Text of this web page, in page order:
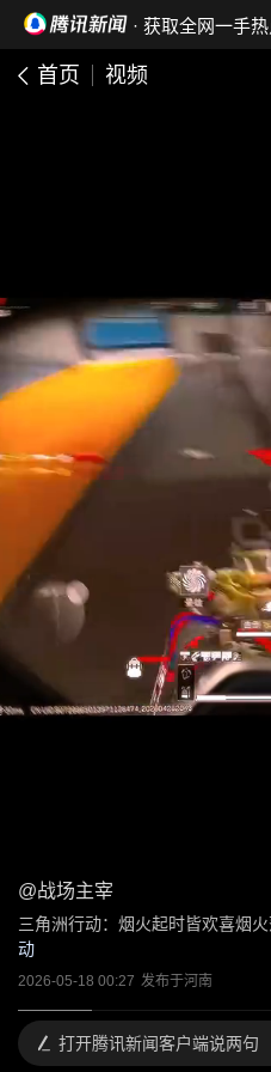
· 获取全网一手
首页 视频
@战场主宰
三角洲行动：烟火起时皆欢喜烟
动
2026-05-18 00:27 发布于河南
打开腾讯新闻客户端说两句